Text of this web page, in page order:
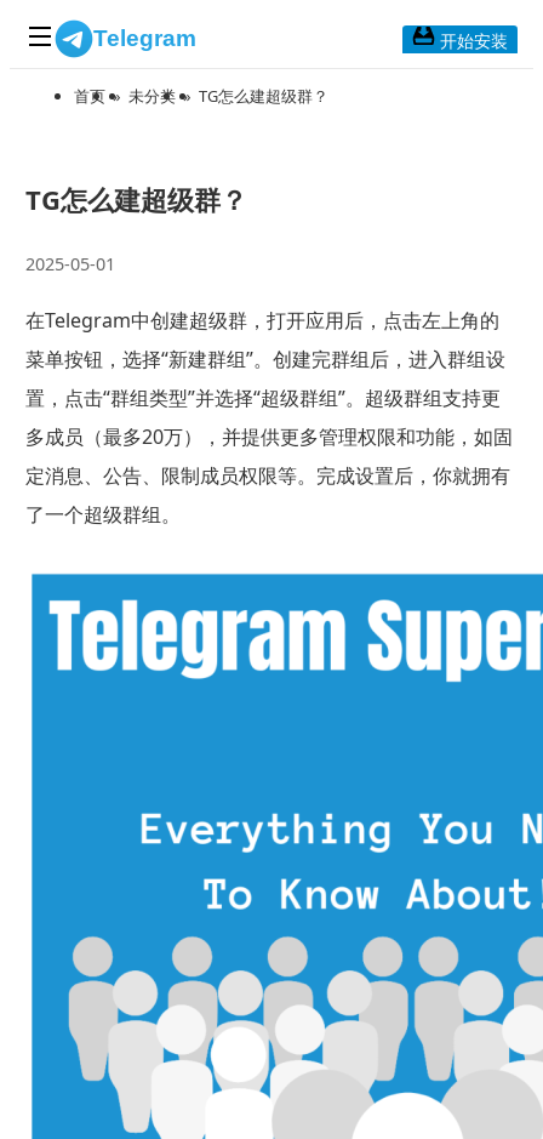
Telegram
应用下载
Telegram Mac版
Telegram安卓版
Telegram Web版
开始安装
首页 » 未分类 » TG怎么建超级群？
TG怎么建超级群？
2025-05-01
在Telegram中创建超级群，打开应用后，点击左上角的
菜单按钮，选择“新建群组”。创建完群组后，进入群组设
置，点击“群组类型”并选择“超级群组”。超级群组支持更
多成员（最多20万），并提供更多管理权限和功能，如固
定消息、公告、限制成员权限等。完成设置后，你就拥有
了一个超级群组。